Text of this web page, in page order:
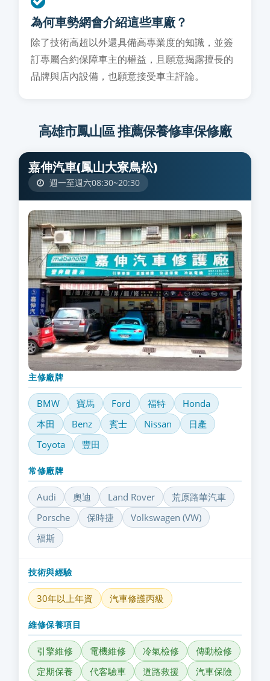
為何車勢網會介紹這些車廠？
除了技術高超以外還具備高專業度的知識，並簽
訂專屬合約保障車主的權益，且願意揭露擅長的
品牌與店內設備，也願意接受車主評論。
高雄市鳳山區 推薦保養修車保修廠
嘉伸汽車(鳳山大寮鳥松)
週一至週六08:30~20:30
主修廠牌
BMW 寶馬 Ford 福特
Honda
本田
Benz 賓士 Nissan
日產
Toyota
豐田
常修廠牌
Audi 奧迪 Land Rover
荒原路華汽車
Porsche
保時捷
Volkswagen (VW)
福斯
技術與經驗
30年以上年資 汽車修護丙級
維修保養項目
引擎維修 電機維修 冷氣檢修
傳動檢修
定期保養
代客驗車 道路救援 汽車保險